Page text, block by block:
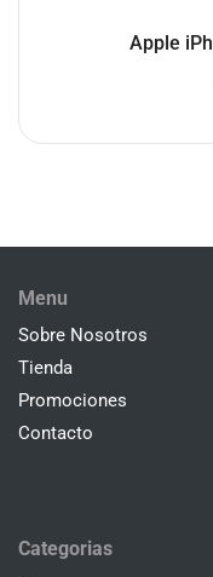
Apple
Menu
Sobre Nosotros
Tienda
Promociones
Contacto
Categorias